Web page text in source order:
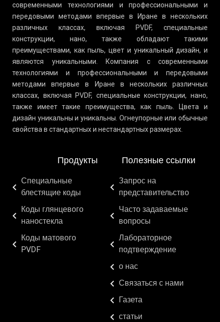
современными технологиями и профессиональными и
передовыми методами впервые в Иране в нескольких
различных классах, включая PVDF, специальные
конструкции, нано, также обладают такими
преимуществами, как пыль, цвет и уникальный дизайн, и
являются уникальными. Компания с современными
технологиями и профессиональными и передовыми
методами впервые в Иране в нескольких различных
классах, включая PVDF, специальные конструкции, нано,
также имеет такие преимущества, как пыль. Цвета и
дизайн уникальны и уникальны. Огнеупорные или обычные
свойства в стандартных и нестандартных размерах.
Продукты
Специальные
блестящие коды
Коды глянцевого
наностекла
Коды матового
PVDF
Полезные ссылки
Запрос на
представительство
Часто задаваемые
вопросы
Лабораторное
подтверждение
о нас
Связаться с нами
Газета
статьи